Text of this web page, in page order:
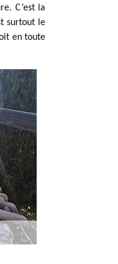
C’est la
surtout le
en toute